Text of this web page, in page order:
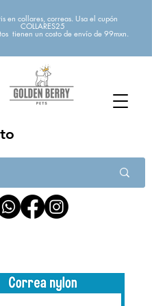
en collares, correas. Usa el cupón
COLLARES25
tienen un costo de envío de 99mxn.